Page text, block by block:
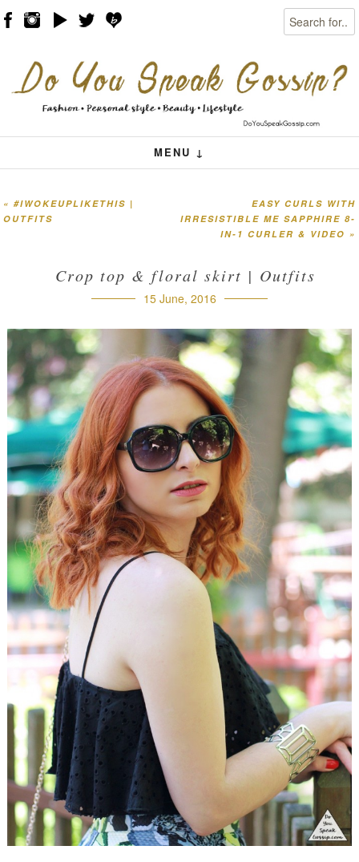
Search
MENU ↓
Menu
Skip to content
Post navigation
EASY CURLS WITH
IRRESISTIBLE ME SAPPHIRE 8-
IN-1 CURLER & VIDEO »
« #IWOKEUPLIKETHIS |
OUTFITS
Crop top & floral skirt | Outfits
15 June, 2016